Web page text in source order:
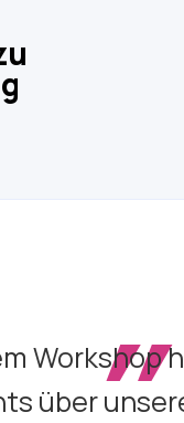
„
Workshop
über